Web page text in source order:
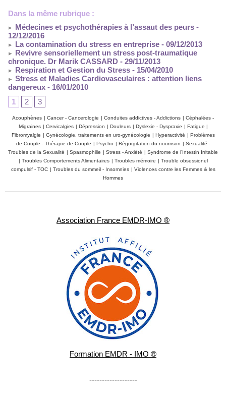
Association France EMDR-IMO ®
Formation EMDR - IMO ®
-------------------
Dans la même rubrique :
Médecines et psychothérapies à l’assaut des peurs -
12/12/2016
La contamination du stress en entreprise - 09/12/2013
Revivre sensoriellement un stress post-traumatique
chronique. Dr Marik CASSARD - 29/11/2013
Respiration et Gestion du Stress - 15/04/2010
Stress et Maladies Cardiovasculaires : attention liens
dangereux - 16/01/2010
1
2 3
Acouphènes | Cancer - Cancerologie | Conduites addictives - Addictions | Céphalées -
Migraines | Cervicalgies | Dépression | Douleurs | Dyslexie - Dyspraxie | Fatigue |
Fibromyalgie | Gynécologie, traitements en uro-gynécologie | Hyperactivité | Problèmes
de Couple - Thérapie de Couple | Psycho | Régurgitation du nourrison | Sexualité -
Troubles de la Sexualité | Spasmophilie | Stress - Anxiété | Syndrome de l'Intestin Irritable
| Troubles Comportements Alimentaires | Troubles mémoire | Trouble obsessionel
compulsif - TOC | Troubles du sommeil - Insomnies | Violences contre les Femmes & les
Hommes